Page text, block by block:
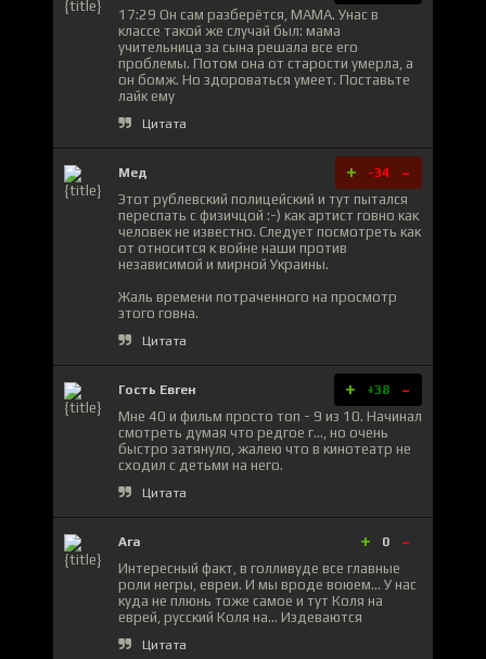
17:29 Он сам разберётся, МАМА. Унас в
классе такой же случай был: мама
учительница за сына решала все его
проблемы. Потом она от старости умерла, а
он бомж. Но здороваться умеет. Поставьте
лайк ему
Цитата
Мед + -34 -
Этот рублевский полицейский и тут пытался
переспать с физичцой :-) как артист говно как
человек не известно. Следует посмотреть как
от относится к войне наши против
независимой и мирной Украины.
Жаль времени потраченного на просмотр
этого говна.
Цитата
Гость Евген + +38 -
Мне 40 и фильм просто топ - 9 из 10. Начинал
смотреть думая что редгое г..., но очень
быстро затянуло, жалею что в кинотеатр не
сходил с детьми на него.
Цитата
Ага + 0 -
Интересный факт, в голливуде все главные
роли негры, евреи. И мы вроде воюем... У нас
куда не плюнь тоже самое и тут Коля на
еврей, русский Коля на... Издеваются
Цитата